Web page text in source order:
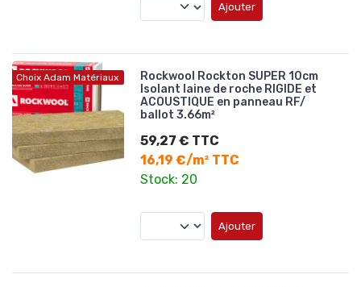
Ajouter
Choix Adam Matériaux
Rockwool Rockton SUPER 10cm
Isolant laine de roche RIGIDE et
ACOUSTIQUE en panneau RF/
ballot 3.66m²
59,27 € TTC
16,19 €/m² TTC
Stock: 20
Ajouter